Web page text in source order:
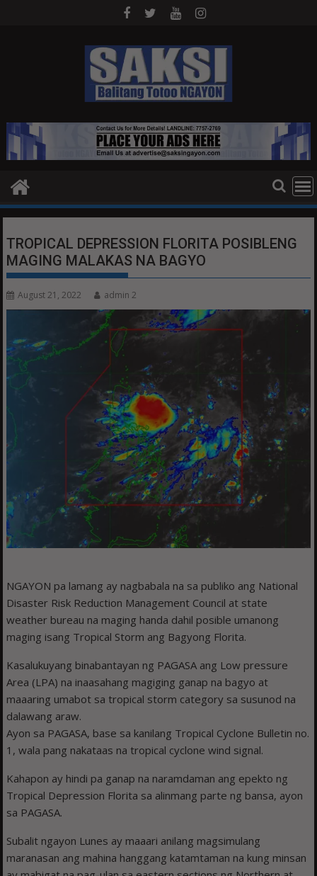
TROPICAL DEPRESSION FLORITA POSIBLENG
MAGING MALAKAS NA BAGYO
August 21, 2022 admin 2
NGAYON pa lamang ay nagbabala na sa publiko ang National
Disaster Risk Reduction Management Council at state
weather bureau na maging handa dahil posible umanong
maging isang Tropical Storm ang Bagyong Florita.
Kasalukuyang binabantayan ng PAGASA ang Low pressure
Area (LPA) na inaasahang magiging ganap na bagyo at
maaaring umabot sa tropical storm category sa susunod na
dalawang araw.
Ayon sa PAGASA, base sa kanilang Tropical Cyclone Bulletin no.
1, wala pang nakataas na tropical cyclone wind signal.
Kahapon ay hindi pa ganap na naramdaman ang epekto ng
Tropical Depression Florita sa alinmang parte ng bansa, ayon
sa PAGASA.
Subalit ngayon Lunes ay maaari anilang magsimulang
maranasan ang mahina hanggang katamtaman na kung minsan